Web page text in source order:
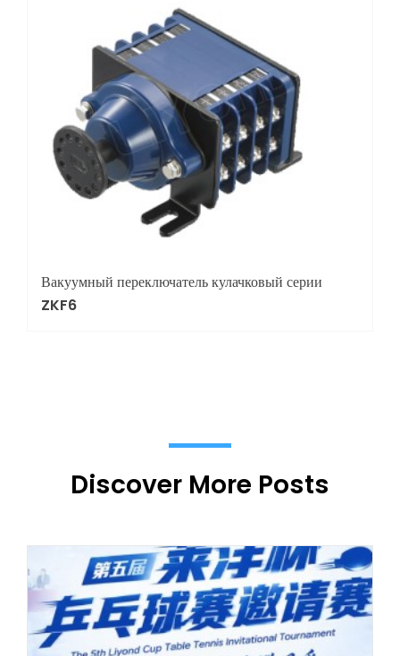
Вакуумный переключатель кулачковый серии
ZKF6
Discover More Posts